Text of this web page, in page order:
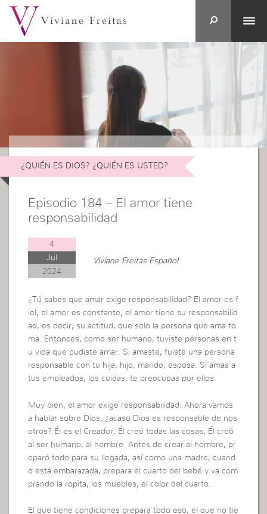
¿QUIÉN ES DIOS? ¿QUIÉN ES USTED?
Episodio 184 – El amor tiene
responsabilidad
4
Jul
2024
Viviane Freitas Español
¿Tú sabes que amar exige responsabilidad? El amor es f
iel, el amor es constante, el amor tiene su responsabilid
ad, es decir, su actitud, que solo la persona que ama to
ma. Entonces, como ser humano, tuviste personas en t
u vida que pudiste amar. Si amaste, fuiste una persona
responsable con tu hija, hijo, marido, esposa. Si amas a
tus empleados, los cuidas, te preocupas por ellos.
Muy bien, el amor exige responsabilidad. Ahora vamos
a hablar sobre Dios, ¿acaso Dios es responsable de nos
otros? Él es el Creador, Él creó todas las cosas, Él creó
al ser humano, al hombre. Antes de crear al hombre, pr
eparó todo para su llegada, así como una madre, cuand
o está embarazada, prepara el cuarto del bebé y va com
prando la ropita, los muebles, el color del cuarto.
El que tiene condiciones prepara todo eso, el que no tie